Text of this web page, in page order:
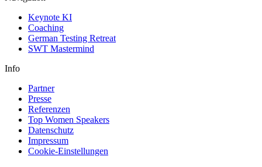
Keynote KI
Coaching
German Testing Retreat
SWT Mastermind
Info
Partner
Presse
Referenzen
Top Women Speakers
Datenschutz
Impressum
Cookie-Einstellungen